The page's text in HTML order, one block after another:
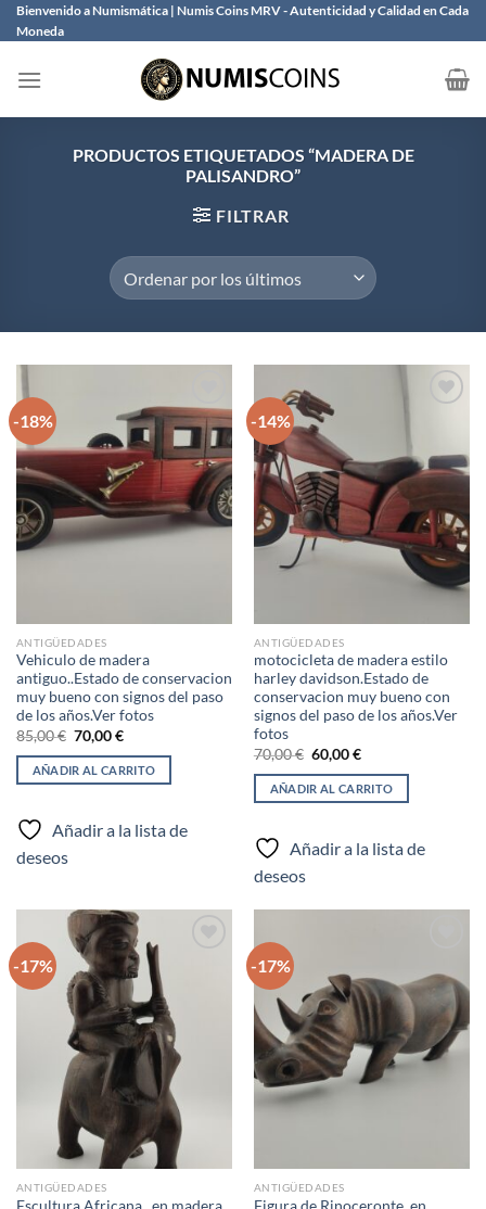
Saltar
al
Bienvenido a Numismática | Numis Coins MRV - Autenticidad y Calidad en Cada
Moneda
PRODUCTOS ETIQUETADOS “MADERA DE
PALISANDRO”
FILTRAR
-18%
Añadir
a la
lista de
deseos
ANTIGÜEDADES
Vehiculo de madera
antiguo..Estado de conservacion
muy bueno con signos del paso
de los años.Ver fotos
85,00€ El
precio
original
era:
70,00€El
actual
es:
AÑADIR AL CARRITO
Añadir a la lista de
deseos
-14%
Añadir
a la
ANTIGÜEDADES
motocicleta de madera estilo
harley davidson.Estado de
conservacion muy bueno con
signos del paso de los años.Ver
fotos
70,00€ El
precio
original
era:
60,00€El
actual
es:
AÑADIR AL CARRITO
Añadir a la lista de
deseos
-17%
ANTIGÜEDADES
Escultura Africana en madera
-17%
Añadir
a la
lista de
deseos
ANTIGÜEDADES
Figura de Rinoceronte en